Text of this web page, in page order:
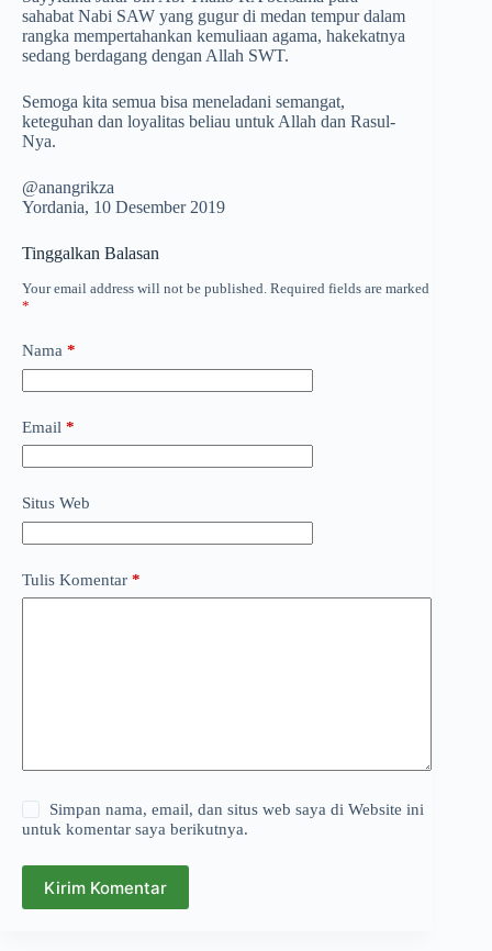
sahabat Nabi SAW yang gugur di medan tempur dalam
rangka mempertahankan kemuliaan agama, hakekatnya
sedang berdagang dengan Allah SWT.
Semoga kita semua bisa meneladani semangat,
keteguhan dan loyalitas beliau untuk Allah dan Rasul-
Nya.
@anangrikza
Yordania, 10 Desember 2019
Tinggalkan Balasan
Your email address will not be published. Required fields are marked
*
Nama *
Email *
Situs Web
Tulis Komentar *
Simpan nama, email, dan situs web saya di Website ini
untuk komentar saya berikutnya.
Kirim Komentar